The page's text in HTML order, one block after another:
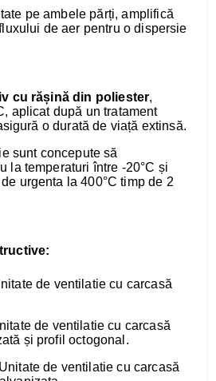
pe ambele părți, amplifică
de aer pentru o dispersie
cu rășină din poliester,
aplicat după un tratament
o durată de viață extinsă.
sunt concepute să
la temperaturi între -20°C și
urgenta la 400°C timp de 2
de ventilatie cu carcasă
de ventilatie cu carcasă
și profil octogonal.
Unitate de ventilatie cu carcasă